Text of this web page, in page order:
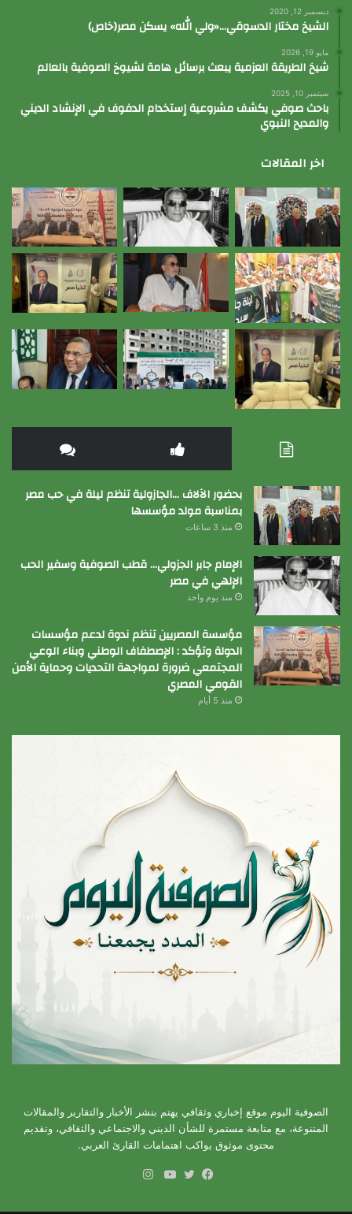
ديسمبر 12, 2020
الشيخ مختار الدسوقي…«ولي الله» يسكن مصر(خاص)
مايو 19, 2026
شيخ الطريقة العزمية يبعث برسائل هامة لشيوخ الصوفية بالعالم
سبتمبر 10, 2025
باحث صوفي يكشف مشروعية إستخدام الدفوف في الإنشاد الديني
والمديح النبوي
اخر المقالات
بحضور الآلاف …الجازولية تنظم ليلة في حب مصر
بمناسبة مولد مؤسسها
منذ 3 ساعات
الإمام جابر الجزولي… قطب الصوفية وسفير الحب
الإلهي في مصر
منذ يوم واحد
مؤسسة المصريين تنظم ندوة لدعم مؤسسات
الدولة وتؤكد : الإصطفاف الوطني وبناء الوعي
المجتمعي ضرورة لمواجهة التحديات وحماية الأمن
القومي المصري
منذ 5 أيام
الصوفية اليوم موقع إخباري وثقافي يهتم بنشر الأخبار والتقارير والمقالات
المتنوعة، مع متابعة مستمرة للشأن الديني والاجتماعي والثقافي، وتقديم
محتوى موثوق يواكب اهتمامات القارئ العربي.